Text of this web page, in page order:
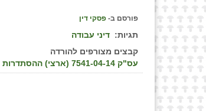
פורסם ב- פסקי דין
תגיות: דיני עבודה
קבצים מצורפים להורדה
עס"ק 7541-04-14 (ארצי) ההסתדרות ואח' נ' עירית קלנסואה